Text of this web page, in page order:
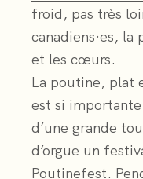
froid, pas très
canadiens·es,
et les cœurs.
La poutine, plat
est si importante
d’une grande
d’orgue un
Poutinefest.